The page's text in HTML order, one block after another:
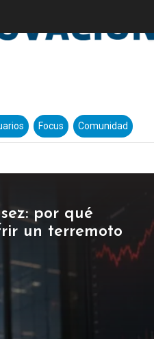
Focus Comunidad
por qué
un terremoto